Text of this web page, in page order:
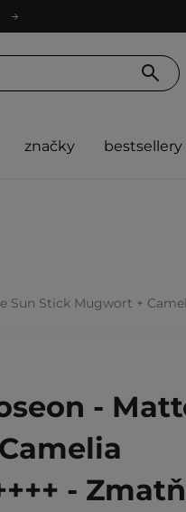
značky bestsellery
Mugwort + Camelia SPF50+/PA++++ -
-
-